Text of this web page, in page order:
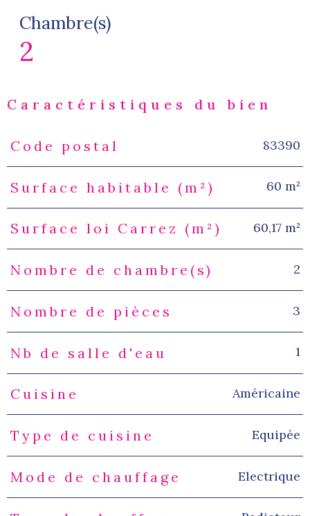
Chambre(s)
2
Caractéristiques du bien
Caractéristiques Valeurs
Code postal 83390
Surface habitable (m²) 60 m²
Surface loi Carrez (m²) 60,17 m²
Nombre de chambre(s) 2
Nombre de pièces 3
Nb de salle d'eau 1
Cuisine Américaine
Type de cuisine Equipée
Mode de chauffage Electrique